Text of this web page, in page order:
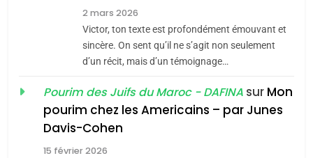
Maroc : Les amandes de
Tafraout, le miel de Tadla
Azilal consacrés produits
du terroir
DAFINA MAROC
Oeil ravageur – Vanessa
De Loya Stauber
2 mars 2026
Victor, ton texte est profondément émouvant et
sincère. On sent qu’il ne s’agit non seulement
d’un récit, mais d’un témoignage…
Pourim des Juifs du Maroc - DAFINA sur Mon
pourim chez les Americains – par Junes
Davis-Cohen
15 février 2026